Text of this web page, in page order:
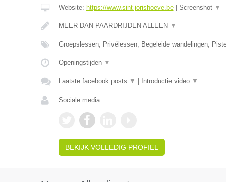
Website: https://www.sint-jorishoeve.be| Screenshot ▼
MEER DAN PAARDRIJDEN ALLEEN ▼
Groepslessen, Privélessen, Begeleide wandelingen,
Openingstijden ▼
Laatste facebook posts ▼ Introductie video ▼
Sociale media:
BEKIJK VOLLEDIG PROFIEL